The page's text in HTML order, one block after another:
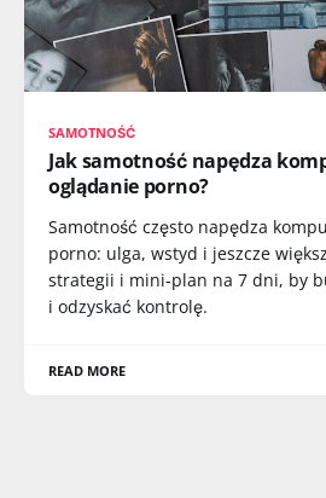
SAMOTNOŚĆ
Jak samotność napędza
oglądanie porno?
Samotność często napędza
porno: ulga, wstyd i jeszcze
strategii i mini-plan na 7 dni, by
i odzyskać kontrolę.
READ MORE